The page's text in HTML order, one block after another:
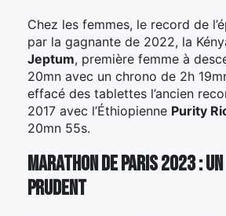
Chez les femmes, le record de
par la gagnante de 2022, la
Jeptum, première femme à
20mn avec un chrono de 2h
effacé des tablettes l’ancien
2017 avec l’Éthiopienne Purity
20mn 55s.
Marathon de Paris 2023 :
prudent